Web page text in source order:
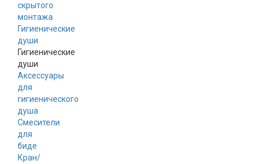
скрытого
монтажа
Гигиенические
души
Гигиенические
души
Аксессуары
для
гигиенического
душа
Смесители
для
биде
Кран/